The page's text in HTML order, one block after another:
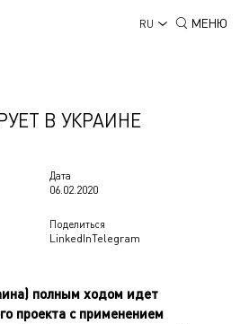
RU МЕНЮ
В УКРАИНЕ
Дата
06.02.2020
Поделиться
LinkedInTelegram
полным ходом идет
проекта с применением